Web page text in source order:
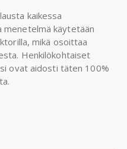
kaikessa
menetelmä käytetään
mikä osoittaa
Henkilökohtaiset
ovat aidosti täten 100%